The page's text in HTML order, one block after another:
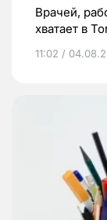
Врачей,
хватает в
11:02 /